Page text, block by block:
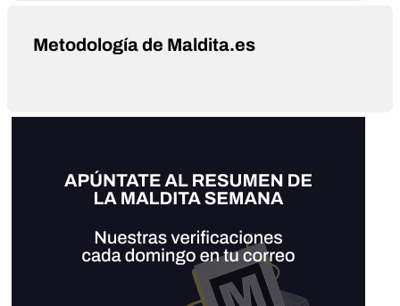
Metodología de Maldita.es